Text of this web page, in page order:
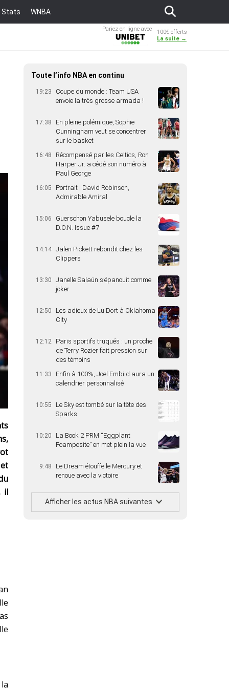
Stats WNBA
Pariez en ligne avec
100€ offerts
La suite →
Les blogs de la rédaction
il
Toute l’info NBA en continu
19:23
Coupe du monde : Team USA
envoie la très grosse armada !
17:38
En pleine polémique, Sophie
Cunningham veut se concentrer
sur le basket
16:48
Récompensé par les Celtics, Ron
Harper Jr. a cédé son numéro à
Paul George
16:05
Portrait | David Robinson,
Admirable Amiral
15:06
Guerschon Yabusele boucle la
D.O.N. Issue #7
14:14 Jalen Pickett rebondit chez les
Clippers
13:30
Janelle Salaün s’épanouit comme
joker
12:50
Les adieux de Lu Dort à Oklahoma
City
12:12
Paris sportifs truqués : un proche
de Terry Rozier fait pression sur
des témoins
11:33
Enfin à 100%, Joel Embiid aura un
calendrier personnalisé
10:55
Le Sky est tombé sur la tête des
Sparks
10:20
La Book 2 PRM “Eggplant
Foamposite” en met plein la vue
9:48
Le Dream étouffe le Mercury et
renoue avec la victoire
Afficher les actus NBA suivantes